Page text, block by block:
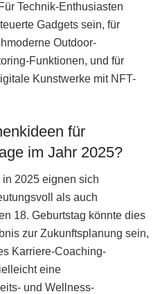
Technik-Enthusiasten
Gadgets sein, für
Outdoor-
Funktionen, und für
Kunstwerke mit NFT-
für
im Jahr 2025?
2025 eignen sich
als auch
18. Geburtstag könnte dies
zur Zukunftsplanung sein,
Karriere-Coaching-
eine
und Wellness-